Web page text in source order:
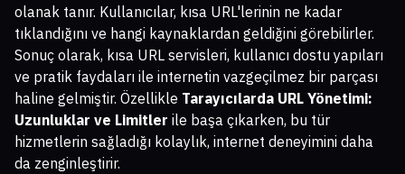
olanak tanır. Kullanıcılar, kısa URL'lerinin ne kadar
tıklandığını ve hangi kaynaklardan geldiğini görebilirler.
Sonuç olarak, kısa URL servisleri, kullanıcı dostu yapıları
ve pratik faydaları ile internetin vazgeçilmez bir parçası
haline gelmiştir. Özellikle Tarayıcılarda URL Yönetimi:
Uzunluklar ve Limitler ile başa çıkarken, bu tür
hizmetlerin sağladığı kolaylık, internet deneyimini daha
da zenginleştirir.